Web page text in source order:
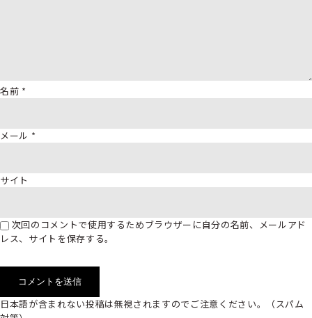
名前 *
メール *
サイト
次回のコメントで使用するためブラウザーに自分の名前、メールアド
レス、サイトを保存する。
日本語が含まれない投稿は無視されますのでご注意ください。（スパム